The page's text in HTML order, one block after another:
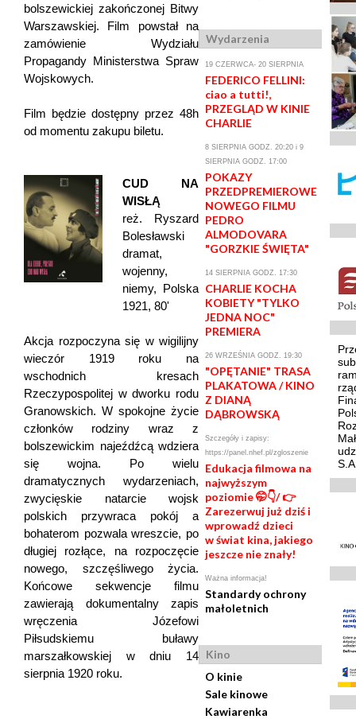
bolszewickiej zakończonej Bitwy
Warszawskiej. Film powstał na
zamówienie Wydziału
Propagandy Ministerstwa Spraw
Wojskowych.
Film będzie dostępny przez 48h
od momentu zakupu biletu.
CUD NA
WISŁĄ
reż. Ryszard
Bolesławski
dramat,
wojenny,
niemy, Polska
1921, 80'
Akcja rozpoczyna się w wigilijny
wieczór 1919 roku na
wschodnich kresach
Rzeczypospolitej w dworku rodu
Granowskich. W spokojne życie
członków rodziny wraz z
bolszewickim najeźdźcą wdziera
się wojna. Po wielu
dramatycznych wydarzeniach,
zwycięskie natarcie wojsk
polskich przywraca pokój a
bohaterom pozwala wreszcie, po
długiej rozłące, na rozpoczęcie
nowego, szczęśliwego życia.
Końcowe sekwencje filmu
zawierają dokumentalny zapis
wręczenia Józefowi
Piłsudskiemu buławy
marszałkowskiej w dniu 14
sierpnia 1920 roku.
Wydarzenia
19 CZERWCA- 20 SIERPNIA
FEDERICO FELLINI:
ciao a tutti!,
PRZEGLĄD W KINIE
CHARLIE
8 SIERPNIA GODZ. 20:20 i 9
SIERPNIA GODZ. 17:00
POKAZY
PRZEDPREMIEROWE
NOWEGO FILMU
PEDRO
ALMODOVARA
"GORZKIE ŚWIĘTA"
14 SIERPNIA GODZ. 17:30
CHARLIE KOCHA
KOBIETY "TYLKO
JEDNA NOC"
PREMIERA
26 WRZEŚNIA GODZ. 19:30
"OPĘTANIE" TRASA
PLAKATOWA / KINO
Z DIANĄ
DĄBROWSKĄ
Szczegóły i zapisy:
https://panel.nhef.pl/zgloszenie
Edukacja filmowa na
najwyższym
poziomie 🤭👇/ 👉
Zarezerwuj już dziś i
wprowadź dzieci
w świat kina, jakiego
jeszcze nie znały!
Ważna informacja!
Standardy ochrony
małoletnich
Kino
O kinie
Sale kinowe
Kawiarenka